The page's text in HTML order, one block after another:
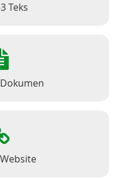
Teks